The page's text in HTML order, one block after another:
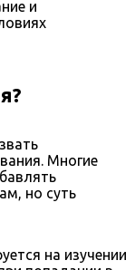
Многие
но суть
на изучении